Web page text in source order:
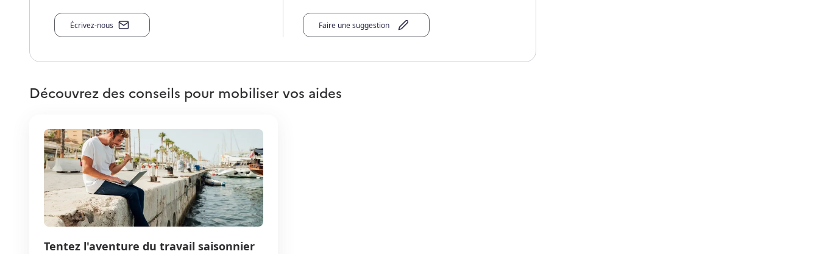
Écrivez-nous Faire une suggestion
Découvrez des conseils pour mobiliser vos aides
Tentez l'aventure du travail saisonnier